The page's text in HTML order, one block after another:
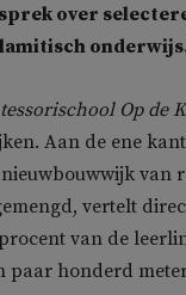
over
Op de
Aan de ene
van
vertelt
van de
paar honderd